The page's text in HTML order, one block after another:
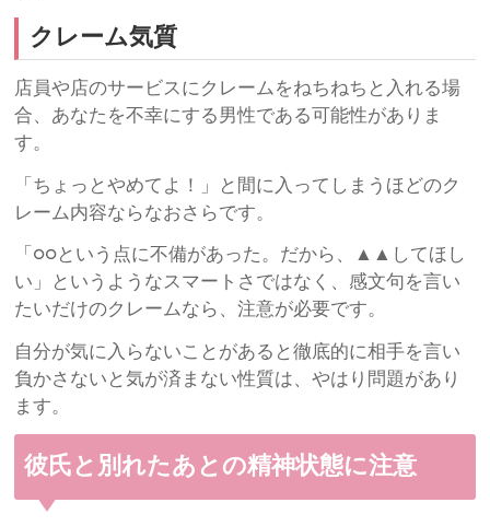
クレーム気質
店員や店のサービスにクレームをねちねちと入れる場
合、あなたを不幸にする男性である可能性がありま
す。
「ちょっとやめてよ！」と間に入ってしまうほどのク
レーム内容ならなおさらです。
「○○という点に不備があった。だから、▲▲してほし
い」というようなスマートさではなく、感文句を言い
たいだけのクレームなら、注意が必要です。
自分が気に入らないことがあると徹底的に相手を言い
負かさないと気が済まない性質は、やはり問題があり
ます。
彼氏と別れたあとの精神状態に注意